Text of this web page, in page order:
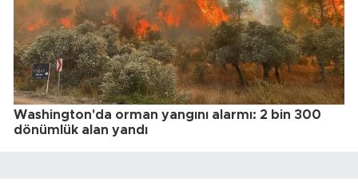
Washington'da orman yangını alarmı: 2 bin 300
dönümlük alan yandı